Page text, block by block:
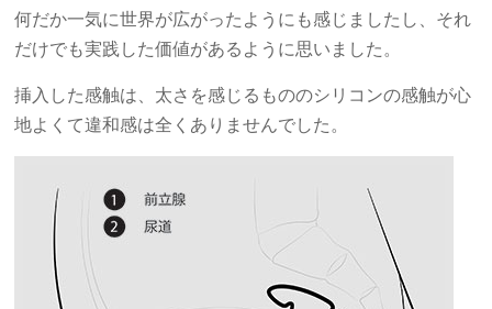
何だか一気に世界が広がったようにも感じましたし、それ
だけでも実践した価値があるように思いました。
挿入した感触は、太さを感じるもののシリコンの感触が心
地よくて違和感は全くありませんでした。